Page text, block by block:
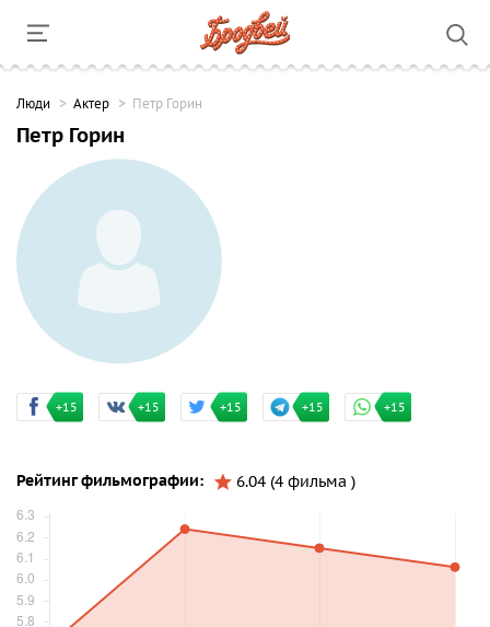
Люди Актер Петр Горин
Петр Горин
+15 +15 +15 +15 +15
Рейтинг фильмографии: 6.04 (4 фильма )